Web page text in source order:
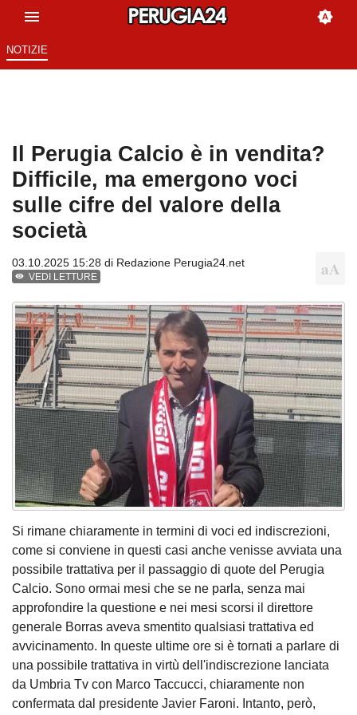
NOTIZIE
Il Perugia Calcio è in vendita?
Difficile, ma emergono voci
sulle cifre del valore della
società
03.10.2025 15:28 di Redazione Perugia24.net
VEDI LETTURE
Si rimane chiaramente in termini di voci ed indiscrezioni,
come si conviene in questi casi anche venisse avviata una
possibile trattativa per il passaggio di quote del Perugia
Calcio. Sono ormai mesi che se ne parla, senza mai
approfondire la questione e nei mesi scorsi il direttore
generale Borras aveva smentito qualsiasi trattativa ed
avvicinamento. In queste ultime ore si è tornati a parlare di
una possibile trattativa in virtù dell'indiscrezione lanciata
da Umbria Tv con Marco Taccucci, chiaramente non
confermata dal presidente Javier Faroni. Intanto, però,